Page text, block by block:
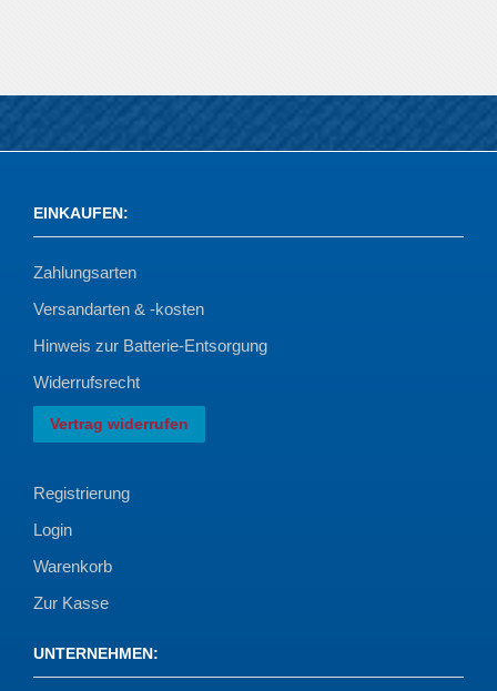
EINKAUFEN:
Zahlungsarten
Versandarten & -kosten
Hinweis zur Batterie-Entsorgung
Widerrufsrecht
Vertrag widerrufen
Registrierung
Login
Warenkorb
Zur Kasse
UNTERNEHMEN: